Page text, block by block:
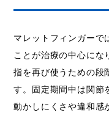
マレットフィンガーで
ことが治療の中心にな
指を再び使うための段
す。固定期間中は関節
動かしにくさや違和感